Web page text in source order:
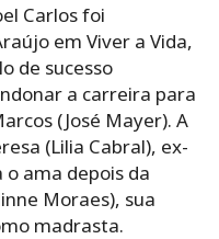
Carlos foi
em Viver a Vida,
de sucesso
a carreira para
(José Mayer). A
(Lilia Cabral), ex-
ama depois da
Moraes), sua
madrasta.